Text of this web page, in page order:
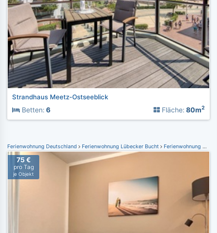
Strandhaus Meetz-Ostseeblick
Betten: 6 Fläche: 80m2
Ferienwohnung Deutschland Ferienwohnung Lübecker Bucht Ferienwohnung Scharbeutz
75 €
pro Tag
je Objekt